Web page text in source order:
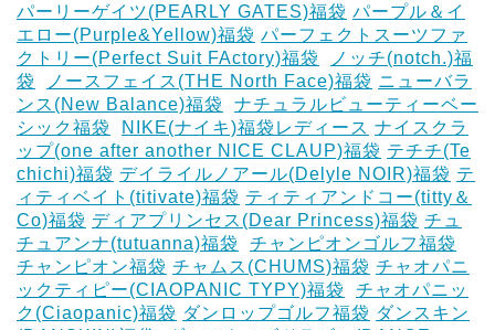
パーリーゲイツ(PEARLY GATES)福袋 パープル＆イ
エロー(Purple&Yellow)福袋 パーフェクトスーツファ
クトリー(Perfect Suit FActory)福袋
ノッチ(notch.)福
袋
ノースフェイス(THE North Face)福袋 ニューバラ
ンス(New Balance)福袋
ナチュラルビューティーベー
シック福袋
NIKE(ナイキ)福袋レディース ナイスクラ
ップ(one after another NICE CLAUP)福袋 テチチ(Te
chichi)福袋 デイライルノアール(Delyle NOIR)福袋 テ
ィティベイト(titivate)福袋 ティティアンドコー(titty＆
Co)福袋 ディアプリンセス(Dear Princess)福袋 チュ
チュアンナ(tutuanna)福袋
チャンピオンゴルフ福袋
チャンピオン福袋 チャムス(CHUMS)福袋 チャオパニ
ックティピー(CIAOPANIC TYPY)福袋
チャオパニッ
ク(Ciaopanic)福袋 ダンロップゴルフ福袋 ダンスキン